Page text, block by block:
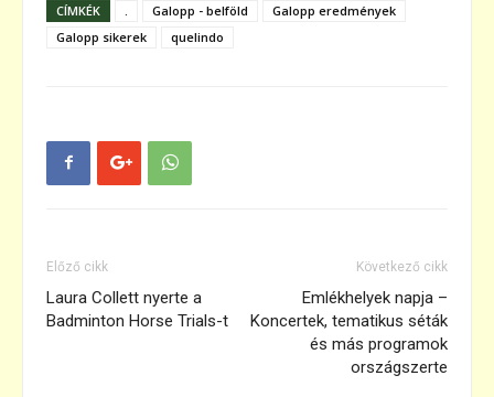
CÍMKÉK Galopp - belföld
Galopp eredmények
Galopp sikerek
quelindo
Előző cikk
Laura Collett nyerte a
Badminton Horse Trials-t
Következő cikk
Emlékhelyek napja –
Koncertek, tematikus séták
és más programok
országszerte